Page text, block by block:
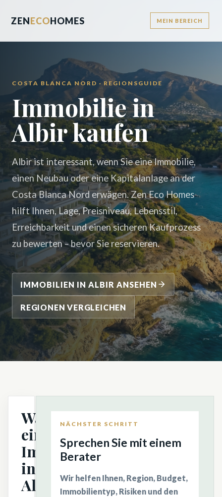
ZENECOHOMES MEIN BEREICH
COSTA BLANCA NORD · REGIONSGUIDE
Immobilie in
Albir kaufen
Albir ist interessant, wenn Sie eine Immobilie,
einen Neubau oder eine Kapitalanlage an der
Costa Blanca Nord erwägen. Zen Eco Homes
hilft Ihnen, Lage, Preisniveau, Lebensstil,
Erreichbarkeit und einen sicheren Kaufprozess
zu bewerten – bevor Sie reservieren.
IMMOBILIEN IN ALBIR ANSEHEN
REGIONEN VERGLEICHEN
Warum
eine
Immobilie
in
Albir?
NÄCHSTER SCHRITT
Sprechen Sie mit einem
Berater
Wir helfen Ihnen, Region, Budget,
Immobilientyp, Risiken und den